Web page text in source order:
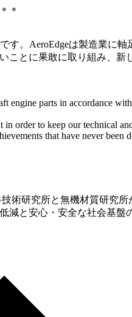
＊
。AeroEdgeは製造業に
とに果敢に取り組み、
parts in accordance
order to keep our technical
that have never been
術研究所と無機材質研究
と安心・安全な社会基